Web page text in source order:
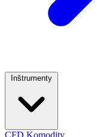
CFD Komodity